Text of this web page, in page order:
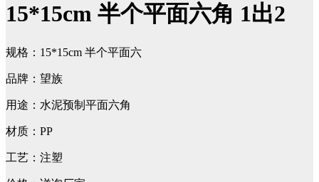
15*15cm 半个平面六角 1出2
规格：15*15cm 半个平面六
品牌：望族
用途：水泥预制平面六角
材质：PP
工艺：注塑